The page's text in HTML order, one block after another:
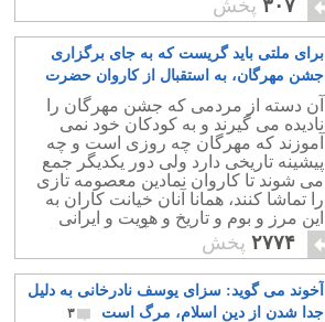
و نابودی.
۳۰۷ پخش
برای ملتی باید گریست که به جای برگزاری
جشن مهرگان، به استقبال از کاروان حضرت
معصومه می رود
۲۲
آن دسته از مردمی که جشن مهرگان را
نادیده می گیرند و به کودکان خود نمی
آموزند که مهرگان چه روزی است و چه
پیشینه تاریخی دارد ولی دور یکدیگر جمع
می شوند تا کاروان نمادین معصومه تازی
را تماشا کنند، همانا آنان خیانت کاران به
این مرز و بوم و تاریخ و هویت و ایرانی
هستند و هموطن خواندن آنان مایه خجالت
است.
۲۷۷۴ پخش
آخوند می گوید: سزای یوسف نادرخانی به دلیل
جدا شدن از دین اسلام، مرگ است
۳